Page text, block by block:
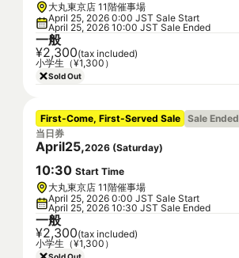
大丸東京店 11階催事場
April 25, 2026 0:00 JST Sale Start
April 25, 2026 10:00 JST Sale Ended
一般
¥2,300(tax included)
小学生（¥1,300）
Sold Out
First-Come, First-Served Sale Sale Ended
当日券
April25,2026 (Saturday)
10:30 Start Time
大丸東京店 11階催事場
April 25, 2026 0:00 JST Sale Start
April 25, 2026 10:30 JST Sale Ended
一般
¥2,300(tax included)
小学生（¥1,300）